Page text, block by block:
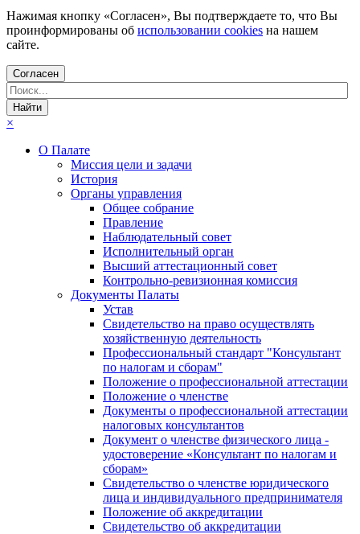
Нажимая кнопку «Согласен», Вы подтверждаете то, что Вы
проинформированы об использовании cookies на нашем
сайте.
Согласен
×
О Палате
Миссия цели и задачи
История
Органы управления
Общее собрание
Правление
Наблюдательный совет
Исполнительный орган
Высший аттестационный совет
Контрольно-ревизионная комиссия
Документы Палаты
Устав
Свидетельство на право осуществлять
хозяйственную деятельность
Профессиональный стандарт "Консультант
по налогам и сборам"
Положение о профессиональной аттестации
Положение о членстве
Документы о профессиональной аттестации
налоговых консультантов
Документ о членстве физического лица -
удостоверение «Консультант по налогам и
сборам»
Свидетельство о членстве юридического
лица и индивидуального предпринимателя
Положение об аккредитации
Свидетельство об аккредитации